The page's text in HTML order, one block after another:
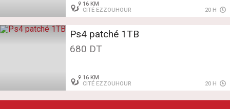
16 KM
CITÉ EZZOUHOUR
20 H
Ps4 patché 1TB
680 DT
16 KM
CITÉ EZZOUHOUR
20 H